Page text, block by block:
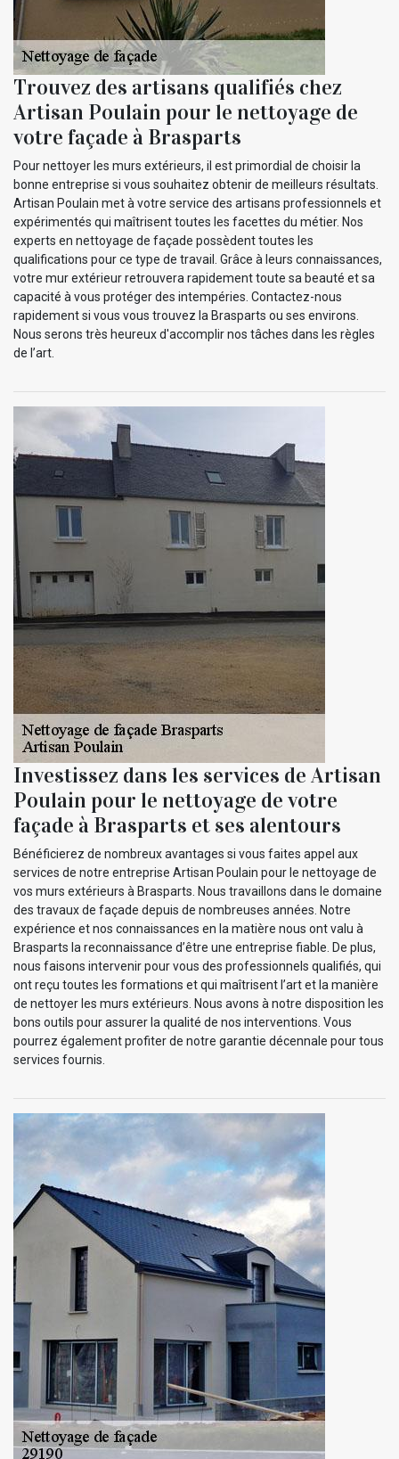
Trouvez des artisans qualifiés chez
Artisan Poulain pour le nettoyage de
votre façade à Brasparts
Pour nettoyer les murs extérieurs, il est primordial de choisir la
bonne entreprise si vous souhaitez obtenir de meilleurs résultats.
Artisan Poulain met à votre service des artisans professionnels et
expérimentés qui maîtrisent toutes les facettes du métier. Nos
experts en nettoyage de façade possèdent toutes les
qualifications pour ce type de travail. Grâce à leurs connaissances,
votre mur extérieur retrouvera rapidement toute sa beauté et sa
capacité à vous protéger des intempéries. Contactez-nous
rapidement si vous vous trouvez la Brasparts ou ses environs.
Nous serons très heureux d'accomplir nos tâches dans les règles
de l’art.
Investissez dans les services de Artisan
Poulain pour le nettoyage de votre
façade à Brasparts et ses alentours
Bénéficierez de nombreux avantages si vous faites appel aux
services de notre entreprise Artisan Poulain pour le nettoyage de
vos murs extérieurs à Brasparts. Nous travaillons dans le domaine
des travaux de façade depuis de nombreuses années. Notre
expérience et nos connaissances en la matière nous ont valu à
Brasparts la reconnaissance d’être une entreprise fiable. De plus,
nous faisons intervenir pour vous des professionnels qualifiés, qui
ont reçu toutes les formations et qui maîtrisent l’art et la manière
de nettoyer les murs extérieurs. Nous avons à notre disposition les
bons outils pour assurer la qualité de nos interventions. Vous
pourrez également profiter de notre garantie décennale pour tous
services fournis.